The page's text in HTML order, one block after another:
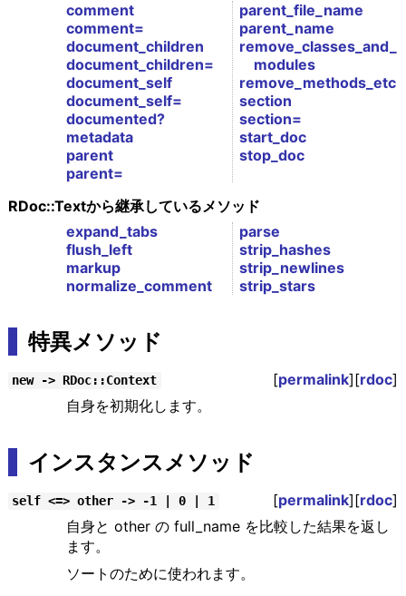
comment
comment=
document_children
document_children=
document_self
document_self=
documented?
metadata
parent
parent=
parent_file_name
parent_name
remove_classes_and_
modules
remove_methods_etc
section
section=
start_doc
stop_doc
RDoc::Textから継承しているメソッド
expand_tabs
flush_left
markup
normalize_comment
parse
strip_hashes
strip_newlines
strip_stars
特異メソッド
new -> RDoc::Context [permalink][rdoc]
自身を初期化します。
インスタンスメソッド
self <=> other -> -1 | 0 | 1 [permalink][rdoc]
自身と other の full_name を比較した結果を返し
ます。
ソートのために使われます。